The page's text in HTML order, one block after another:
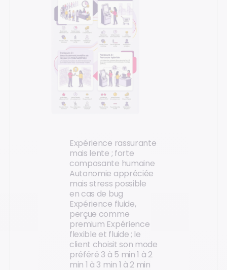
Expérience rassurante
mais lente ; forte
composante humaine
Autonomie appréciée
mais stress possible
en cas de bug
Expérience fluide,
perçue comme
premium Expérience
flexible et fluide ; le
client choisit son mode
préféré 3 à 5 min 1 à 2
min 1 à 3 min 1 à 2 min